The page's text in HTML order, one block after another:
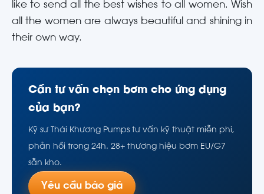
like to send all the best wishes to all women. Wish
all the women are always beautiful and shining in
their own way.
Cần tư vấn chọn bơm cho ứng dụng
của bạn?
Kỹ sư Thái Khương Pumps tư vấn kỹ thuật miễn phí,
phản hồi trong 24h. 28+ thương hiệu bơm EU/G7
sẵn kho.
Yêu cầu báo giá